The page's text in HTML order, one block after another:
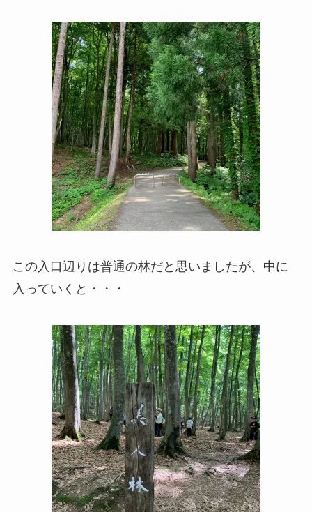
この入口辺りは普通の林だと思いましたが、中に
入っていくと・・・